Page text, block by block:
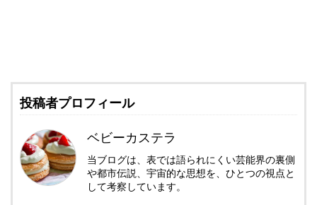
投稿者プロフィール
ベビーカステラ
当ブログは、表では語られにくい芸能界の裏側
や都市伝説、宇宙的な思想を、ひとつの視点と
して考察しています。